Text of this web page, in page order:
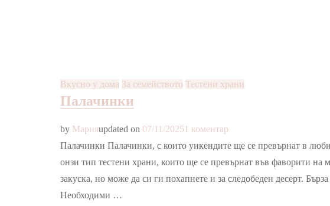
Вкусно у дома За семейството Тестени храни
Палачинки
by Марияupdated on 07/11/20251 коментар
Палачинки
Палачинки Палачинки, с които уикендите ще се превърнат в
онзи тип тестени храни, които ще се превърнат във фаворити на
закуска, но може да си ги похапнете и за следобеден десерт.
Необходими …